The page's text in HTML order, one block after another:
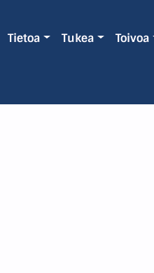
Tietoa Tukea Toivoa